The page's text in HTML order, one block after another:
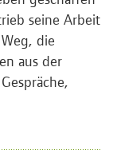
seine Arbeit
die
aus der